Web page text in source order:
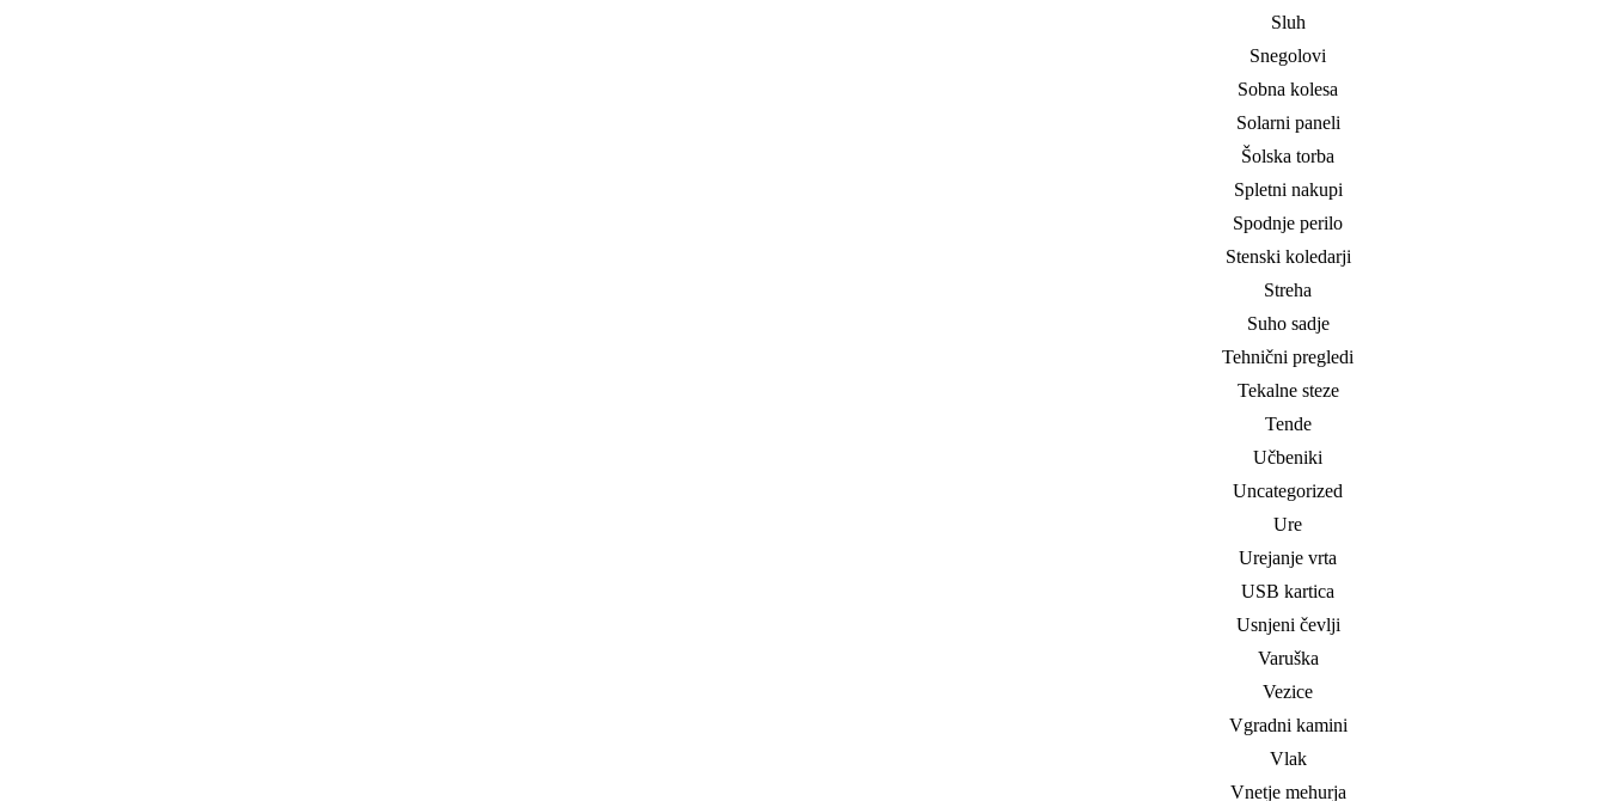
Sluh
Snegolovi
Sobna kolesa
Solarni paneli
Šolska torba
Spletni nakupi
Spodnje perilo
Stenski koledarji
Streha
Suho sadje
Tehnični pregledi
Tekalne steze
Tende
Učbeniki
Uncategorized
Ure
Urejanje vrta
USB kartica
Usnjeni čevlji
Varuška
Vezice
Vgradni kamini
Vlak
Vnetje mehurja